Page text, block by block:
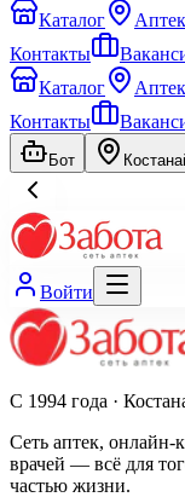
Каталог
Контакты
Каталог
Контакты
Бот
Войти
С 1994 года ·
Сеть аптек, онлайн-
врачей — всё для
частью жизни.